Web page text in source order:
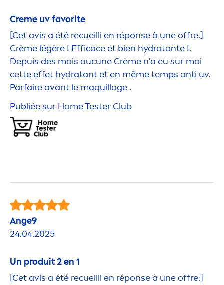
Creme uv favorite
[Cet avis a été recueilli en réponse à une offre.]
Crème légère ! Efficace et bien hydratante !.
Depuis des mois aucune Crème n'a eu sur moi
cette effet hydratant et en même temps anti uv.
Parfaire avant le maquillage .
Publiée sur Home Tester Club
Ange9
24.04.2025
Un produit 2 en 1
[Cet avis a été recueilli en réponse à une offre.]